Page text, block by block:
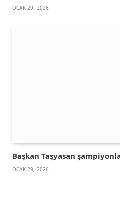
OCAK 29, 2026
Başkan Taşyasan
OCAK 29, 2026